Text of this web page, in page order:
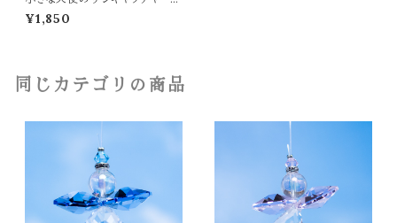
【ゴールドエンジェル】
¥1,850
同じカテゴリの商品